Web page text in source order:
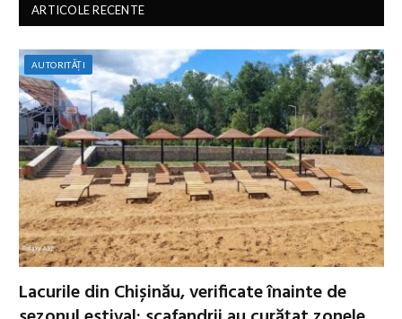
ARTICOLE RECENTE
AUTORITĂȚI
Lacurile din Chișinău, verificate înainte de